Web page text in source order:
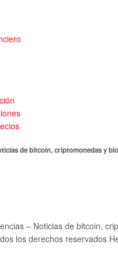
de bitcoin, criptomonedas y
– Noticias de bitcoin,
los derechos reservados